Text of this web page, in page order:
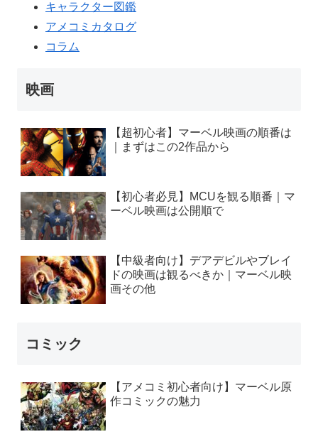
キャラクター図鑑
アメコミカタログ
コラム
映画
【超初心者】マーベル映画の順番は
｜まずはこの2作品から
【初心者必見】MCUを観る順番｜マ
ーベル映画は公開順で
【中級者向け】デアデビルやブレイ
ドの映画は観るべきか｜マーベル映
画その他
コミック
【アメコミ初心者向け】マーベル原
作コミックの魅力